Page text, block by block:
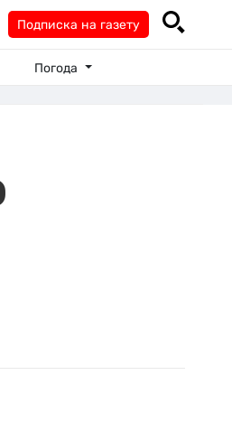
Подписка на газету
Погода